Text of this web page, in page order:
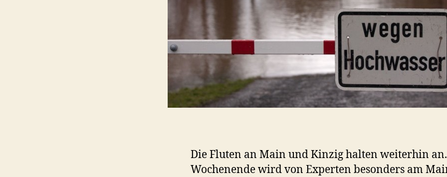
Die Fluten an Main und Kinzig halten weiterhin
Wochenende wird von Experten besonders am